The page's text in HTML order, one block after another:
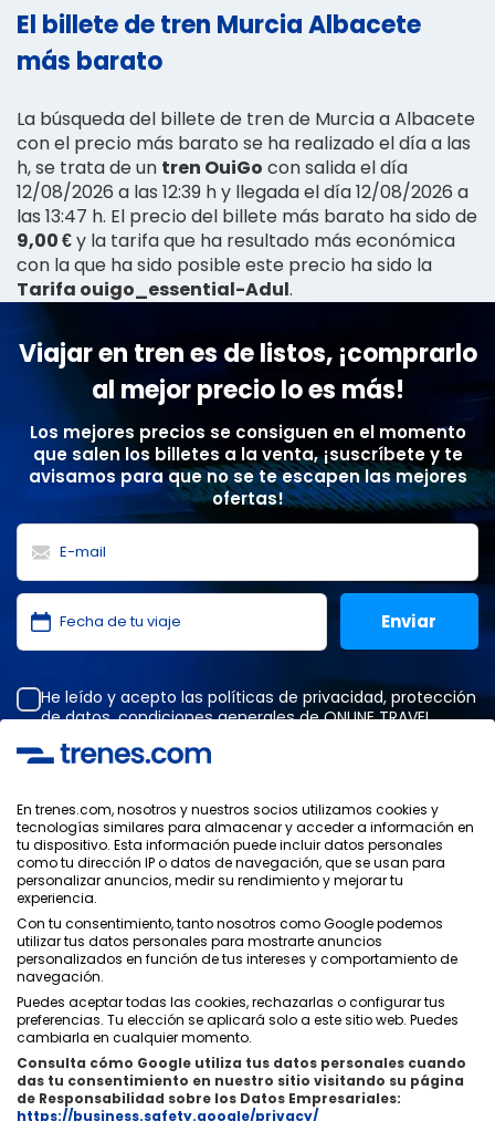
El billete de tren Murcia Albacete
más barato
La búsqueda del billete de tren de Murcia a Albacete
con el precio más barato se ha realizado el día a las
h, se trata de un tren OuiGo con salida el día
12/08/2026 a las 12:39 h y llegada el día 12/08/2026 a
las 13:47 h. El precio del billete más barato ha sido de
9,00 €y la tarifa que ha resultado más económica
con la que ha sido posible este precio ha sido la
Tarifa ouigo_essential-Adul.
Viajar en tren es de listos, ¡comprarlo
al mejor precio lo es más!
Los mejores precios se consiguen en el momento
que salen los billetes a la venta, ¡suscríbete y te
avisamos para que no se te escapen las mejores
ofertas!
He leído y acepto las políticas de privacidad, protección
de datos,condiciones generalesde ONLINE TRAVEL
Política de Privacidad
Condiciones Generales
Política de Cookies
Aviso Legal
Quiénes Somos ixigo
Copyright © Trenes.com. Todos los derechos reservados.
En trenes.com, nosotros y nuestros socios utilizamos cookies y
tecnologías similares para almacenar y acceder a información en
tu dispositivo. Esta información puede incluir datos personales
como tu dirección IP o datos de navegación, que se usan para
personalizar anuncios, medir su rendimiento y mejorar tu
experiencia.
Con tu consentimiento, tanto nosotros como Google podemos
utilizar tus datos personales para mostrarte anuncios
personalizados en función de tus intereses y comportamiento de
navegación.
Puedes aceptar todas las cookies, rechazarlas o configurar tus
preferencias. Tu elección se aplicará solo a este sitio web. Puedes
cambiarla en cualquier momento.
Consulta cómo Google utiliza tus datos personales cuando
das tu consentimiento en nuestro sitio visitando su página
de Responsabilidad sobre los Datos Empresariales:
https://business.safety.google/privacy/